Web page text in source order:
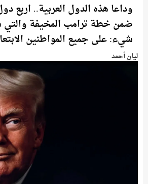
وداعا هذه الدول العربية.. اربع
ضمن خطة ترامب المخيفة والتي
شيء: على جميع المواطنين
ليان أحمد